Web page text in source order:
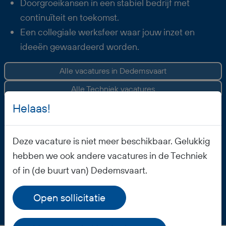
Doorgroeikansen in een stabiel bedrijf met
continuïteit en toekomst.
Een collegiale werksfeer waar jouw inzet en
ideeën gewaardeerd worden.
Alle vacatures in Dedemsvaart
Alle Techniek vacatures
Vacature opslaan
Helaas!
Deze vacature is niet meer beschikbaar. Gelukkig
hebben we ook andere vacatures in de Techniek
of in (de buurt van) Dedemsvaart.
Open sollicitatie